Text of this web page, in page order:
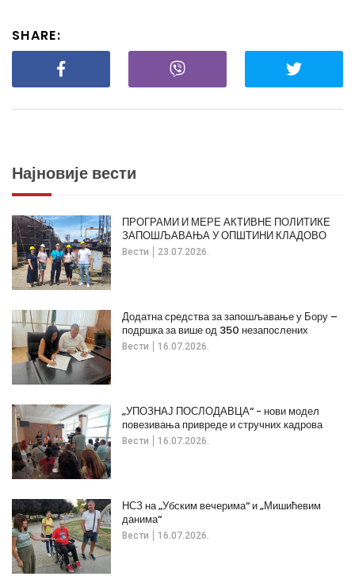
SHARE:
Најновије вести
Вести 23.07.2026.
ПРОГРАМИ И МЕРЕ АКТИВНЕ ПОЛИТИКЕ
ЗАПОШЉАВАЊА У ОПШТИНИ КЛАДОВО
Вести 16.07.2026.
Додатна средства за запошљавање у Бору –
подршка за више од 350 незапослених
Вести 16.07.2026.
„УПОЗНАЈ ПОСЛОДАВЦА“ - нови модел
повезивања привреде и стручних кадрова
Вести 16.07.2026.
НСЗ на „Убским вечерима“ и „Мишићевим
данима“